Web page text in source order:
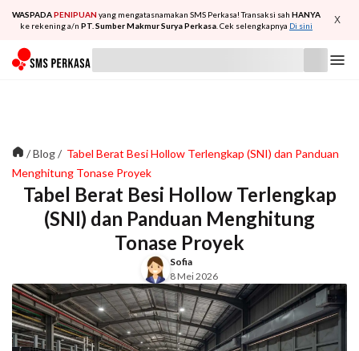
WASPADAPENIPUAN yang mengatasnamakan SMS Perkasa! Transaksi sah HANYA
ke rekening a/n PT. Sumber Makmur Surya Perkasa . Cek selengkapnya Di sini X
/Blog/ Tabel Berat Besi Hollow Terlengkap (SNI) dan Panduan
Menghitung Tonase Proyek
Tabel Berat Besi Hollow Terlengkap
(SNI) dan Panduan Menghitung
Tonase Proyek
Sofia
8 Mei 2026